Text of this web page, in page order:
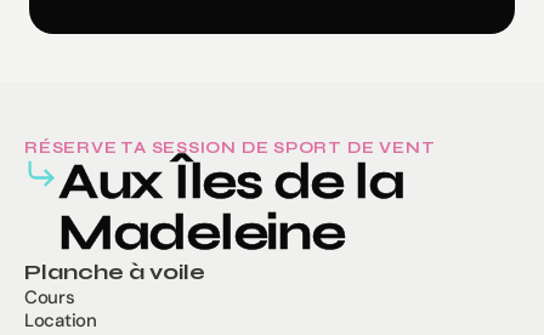
RÉSERVE TA SESSION DE SPORT DE VENT
Aux Îles de la
Madeleine
Planche à voile
Cours
Location